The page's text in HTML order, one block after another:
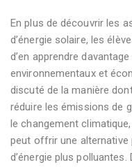
En plus de découvrir les
d’énergie solaire, les
d’en apprendre
environnementaux et
discuté de la manière
réduire les émissions de
le changement
peut offrir une alternative
d’énergie plus